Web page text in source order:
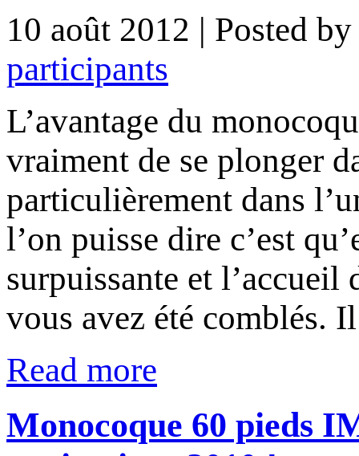
10 août 2012 | Posted
participants
L’avantage du
vraiment de se plonger
particulièrement dans
l’on puisse dire c’est
surpuissante et l’accueil
vous avez été
Read more
Monocoque 60 pieds